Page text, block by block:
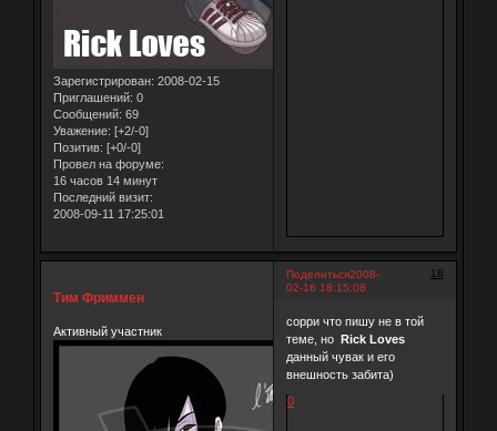
Зарегистрирован: 2008-02-15
Приглашений: 0
Сообщений: 69
Уважение: [+2/-0]
Позитив: [+0/-0]
Провел на форуме:
16 часов 14 минут
Последний визит:
2008-09-11 17:25:01
Поделиться 18
2008-
02-16 18:15:08
Тим Фриммен
Активный участник
сорри что пишу не в той
теме, но Rick Loves
данный чувак и его
внешность забита)
0